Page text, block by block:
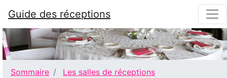
Guide des réceptions
Sommaire
Les salles de réceptions